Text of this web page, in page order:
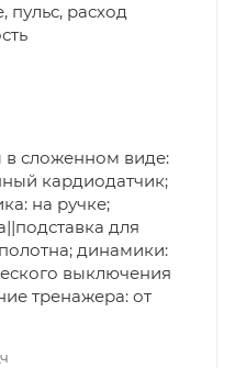
пульс, расход
в сложенном виде:
кардиодатчик;
на ручке;
для
динамики:
выключения
тренажера: от